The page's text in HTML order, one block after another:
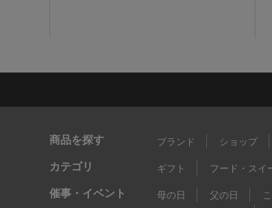
商品を探す ブランド ショップ
カテゴリ ギフト フード・スイ
催事・イベント 母の日 父の日